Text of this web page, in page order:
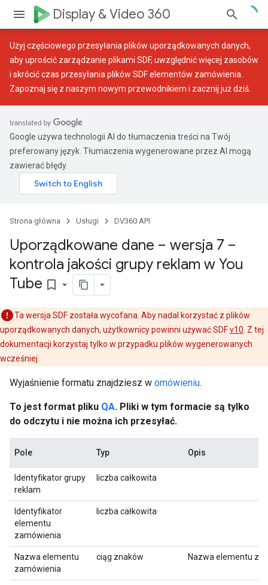
Display & Video 360
Użyj częściowego przesyłania plików uporządkowanych danych,
aby uprościć zarządzanie plikami SDF, uwzględnić więcej zasobów
i skrócić czas przesyłania plików SDF elementów zamówienia.
Zapoznaj się z naszym nowym przewodnikiem i zacznij już dziś.
Google używa technologii AI do tłumaczenia treści na Twój
preferowany język. Tłumaczenia wygenerowane przez AI mogą
zawierać błędy.
Strona główna Usługi DV360 API
Uporządkowane dane – wersja 7 –
kontrola jakości grupy reklam w You
Tube bookmark_border
Ta wersja SDF została wycofana. Aby nadal korzystać z plików
uporządkowanych danych, użytkownicy powinni używać SDFv10 . Z tej
dokumentacji korzystaj tylko w przypadku plików wygenerowanych
wcześniej.
Wyjaśnienie formatu znajdziesz w omówieniu.
To jest format pliku QA. Pliki w tym formacie są tylko
do odczytu i nie można ich przesyłać.
Pole Typ Opis
Identyfikator grupy
reklam
liczba całkowita
Identyfikator
elementu
zamówienia
liczba całkowita
Nazwa elementu
zamówienia
ciąg znaków Nazwa elementu